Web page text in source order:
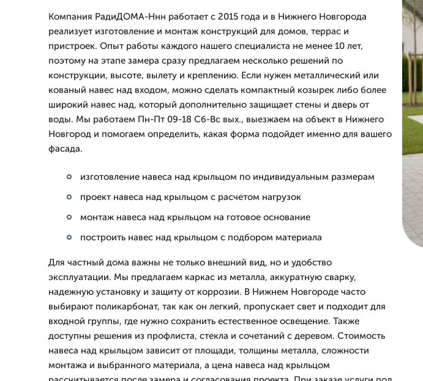
Компания РадиДОМА-Ннн работает с 2015 года и в Нижнего Новгорода
реализует изготовление и монтаж конструкций для домов, террас и
пристроек. Опыт работы каждого нашего специалиста не менее 10 лет,
поэтому на этапе замера сразу предлагаем несколько решений по
конструкции, высоте, вылету и креплению. Если нужен металлический или
кованый навес над входом, можно сделать компактный козырек либо более
широкий навес над, который дополнительно защищает стены и дверь от
воды. Мы работаем Пн-Пт 09-18 Сб-Вс вых., выезжаем на объект в Нижнего
Новгород и помогаем определить, какая форма подойдет именно для вашего
фасада.
изготовление навеса над крыльцом по индивидуальным размерам
проект навеса над крыльцом с расчетом нагрузок
монтаж навеса над крыльцом на готовое основание
построить навес над крыльцом с подбором материала
Для частный дома важны не только внешний вид, но и удобство
эксплуатации. Мы предлагаем каркас из металла, аккуратную сварку,
надежную установку и защиту от коррозии. В Нижнем Новгороде часто
выбирают поликарбонат, так как он легкий, пропускает свет и подходит для
входной группы, где нужно сохранить естественное освещение. Также
доступны решения из профлиста, стекла и сочетаний с деревом. Стоимость
навеса над крыльцом зависит от площади, толщины металла, сложности
монтажа и выбранного материала, а цена навеса над крыльцом